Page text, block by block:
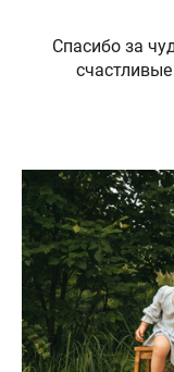
Спасибо за